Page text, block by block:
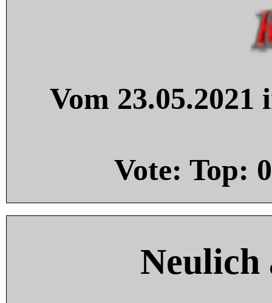
Vom
Vote: Top: 0
Neulich